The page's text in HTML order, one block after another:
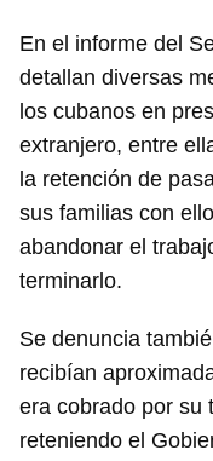
En el informe del
detallan diversas
los cubanos en
extranjero, entre
la retención de
sus familias con
abandonar el
terminarlo.
Se denuncia
recibían
era cobrado por su
reteniendo el